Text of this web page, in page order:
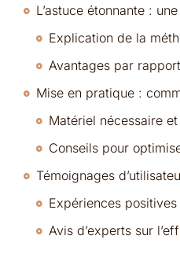
Explication de la
Matériel nécessaire
Conseils pour
Témoignages
Avis d’experts sur